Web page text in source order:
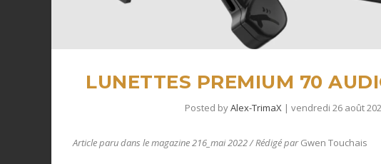
LUNETTES PREMIUM 70
Posted byAlex-TrimaX| vendredi 26 août
Article paru dans le magazine 216_mai 2022 / Rédigé parGwen Touchais